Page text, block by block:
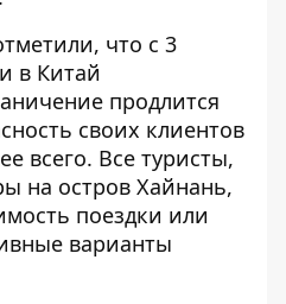
что с 3
в Китай
продлится
своих клиентов
всего. Все туристы,
на остров Хайнань,
поездки или
варианты